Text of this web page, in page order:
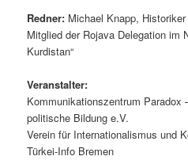
Redner: Michael Knapp, Historiker
Mitglied der Rojava Delegation im
Kurdistan“
Veranstalter:
Kommunikationszentrum Paradox
politische Bildung e.V.
Verein für Internationalismus und
Türkei-Info Bremen